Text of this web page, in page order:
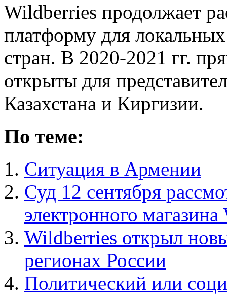
Wildberries продолжает
платформу для
стран. В 2020-2021 гг.
открыты для
Казахстана и Киргизии.
По теме:
Ситуация в Армении
Суд 12 сентября
электронного
Wildberries открыл
регионах России
Политический или